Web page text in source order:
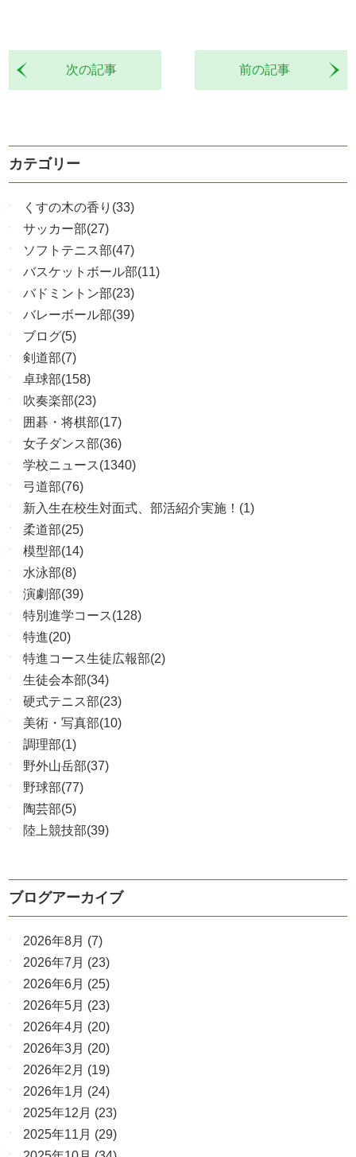
前の記事
次の記事
カテゴリー
くすの木の香り(33)
サッカー部(27)
ソフトテニス部(47)
バスケットボール部(11)
バドミントン部(23)
バレーボール部(39)
ブログ(5)
剣道部(7)
卓球部(158)
吹奏楽部(23)
囲碁・将棋部(17)
女子ダンス部(36)
学校ニュース(1340)
弓道部(76)
新入生在校生対面式、部活紹介実施！(1)
柔道部(25)
模型部(14)
水泳部(8)
演劇部(39)
特別進学コース(128)
特進(20)
特進コース生徒広報部(2)
生徒会本部(34)
硬式テニス部(23)
美術・写真部(10)
調理部(1)
野外山岳部(37)
野球部(77)
陶芸部(5)
陸上競技部(39)
ブログアーカイブ
2026年8月 (7)
2026年7月 (23)
2026年6月 (25)
2026年5月 (23)
2026年4月 (20)
2026年3月 (20)
2026年2月 (19)
2026年1月 (24)
2025年12月 (23)
2025年11月 (29)